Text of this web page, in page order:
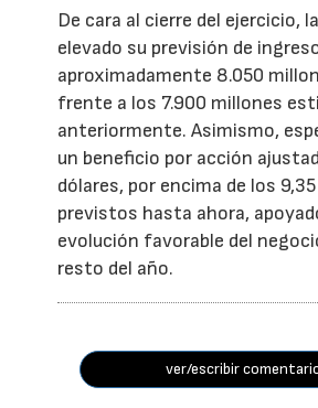
De cara al cierre del ejercicio,
elevado su previsión de
aproximadamente 8.050
frente a los 7.900 millones
anteriormente. Asimismo,
un beneficio por acción
dólares, por encima de los
previstos hasta ahora,
evolución favorable del
resto del año.
ver/escribir